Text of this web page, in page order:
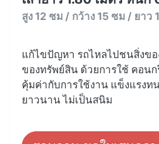
สูง 12 ซม / กว้าง 15 ซม / ยาว
แก้ไขปัญหา รถไหลไปชนสิ่งขอ
ของทรัพย์สิน ด้วยการใช้ คอน
คุ้มค่ากับการใช้งาน แข็งแรงท
ยาวนาน ไม่เป็นสนิม